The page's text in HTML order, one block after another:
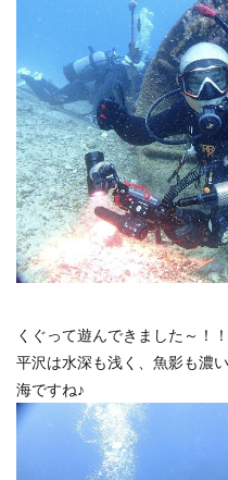
くぐって遊んできました～！！
平沢は水深も浅く、魚影も濃
海ですね♪